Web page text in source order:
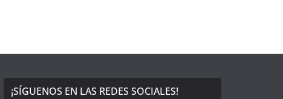
¡SÍGUENOS EN LAS REDES SOCIALES!